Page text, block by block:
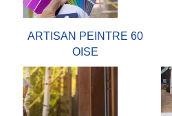
ARTISAN PEINTRE 60
OISE